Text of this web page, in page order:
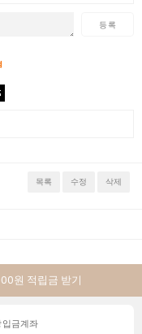
등록
목록 수정 삭제
원 적립금 받기
입금계좌